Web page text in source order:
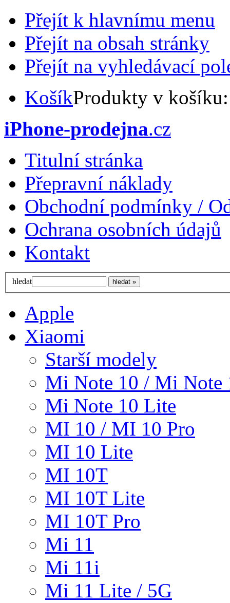
Přejít k hlavnímu menu
Přejít na obsah stránky
Přejít na vyhledávací
KošíkProdukty v
iPhone-prodejna.cz
Titulní stránka
Přepravní náklady
Obchodní podmínky /
Ochrana osobních údajů
Kontakt
hledat
Apple
Xiaomi
Starší modely
Mi Note 10 / Mi Note
Mi Note 10 Lite
MI 10 / MI 10 Pro
MI 10 Lite
MI 10T
MI 10T Lite
MI 10T Pro
Mi 11
Mi 11i
Mi 11 Lite / 5G